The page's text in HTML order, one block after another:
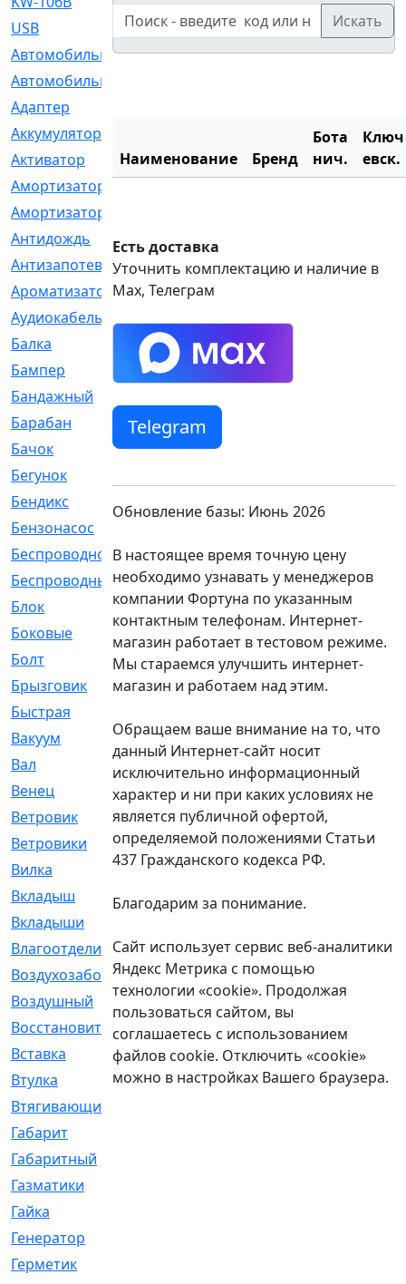
USB
[6]
Автомобильное
[6]
Автомобильный
Адаптер
Аккумулятор
Активатор
[1]
Амортизатор
Амортизаторы
Антидождь
[1]
Антизапотеватель
[1]
Ароматизатор
[35]
Аудиокабель
[2]
Балка
[58]
Бампер
[137]
Бандажный
Барабан
[5]
Бачок
[40]
Бегунок
Бендикс
Бензонасос
Беспроводное
[2]
Беспроводные
[1]
Блок
[81]
Боковые
Болт
[247]
Брызговик
[77]
Быстрая
Вакуум
[23]
Вал
[194]
Венец
[16]
Ветровик
[132]
Ветровики
[2]
Вилка
[15]
Вкладыш
[41]
Вкладыши
Влагоотделитель
[2]
Воздухозаборник
[2]
Воздушный
[1]
Восстановительный
[1]
Вставка
[168]
Втулка
[1875]
Втягивающий
Габарит
Габаритный
Газматики
Гайка
Генератор
Герметик
Искать
Наименование Бренд
Бота
нич.
Ключ
евск.
Есть доставка
Уточнить комплектацию и наличие в
Max, Телеграм
Telegram
Обновление базы: Июнь 2026
В настоящее время точную цену
необходимо узнавать у менеджеров
компании Фортуна по указанным
контактным телефонам. Интернет-
магазин работает в тестовом режиме.
Мы стараемся улучшить интернет-
магазин и работаем над этим.
Обращаем ваше внимание на то, что
данный Интернет-сайт носит
исключительно информационный
характер и ни при каких условиях не
является публичной офертой,
определяемой положениями Статьи
437 Гражданского кодекса РФ.
Благодарим за понимание.
Сайт использует сервис веб-аналитики
Яндекс Метрика с помощью
технологии «cookie». Продолжая
пользоваться сайтом, вы
соглашаетесь с использованием
файлов cookie. Отключить «cookie»
можно в настройках Вашего браузера.